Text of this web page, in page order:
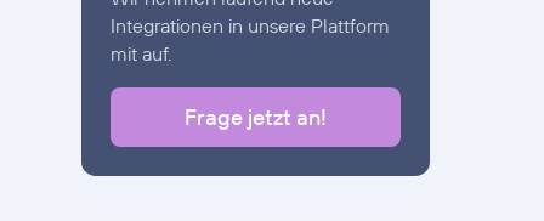
Integrationen in unsere Plattform
mit auf.
Frage jetzt an!